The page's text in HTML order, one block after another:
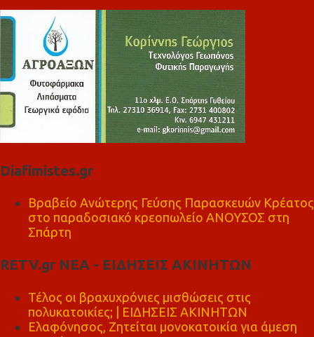
Diafimistes.gr
Βραβείο Ανώτερης Γεύσης Παρασκευών Κρέατος
στο παραδοσιακό κρεοπωλείο ΑΝΟΥΣΟΣ στη
Σπάρτη
RETV.gr ΝΕΑ - ΕΙΔΗΣΕΙΣ ΑΚΙΝΗΤΩΝ
Τέλος οι βραχυχρόνιες μισθώσεις στις
πολυκατοικίες; | ΕΙΔΗΣΕΙΣ ΑΚΙΝΗΤΩΝ
Ελαφόνησος, Ζητείται μονοκατοικία για άμεση